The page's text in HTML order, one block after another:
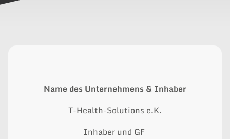
Name des Unternehmens & Inhaber
T-Health-Solutions e.K.
Inhaber und GF